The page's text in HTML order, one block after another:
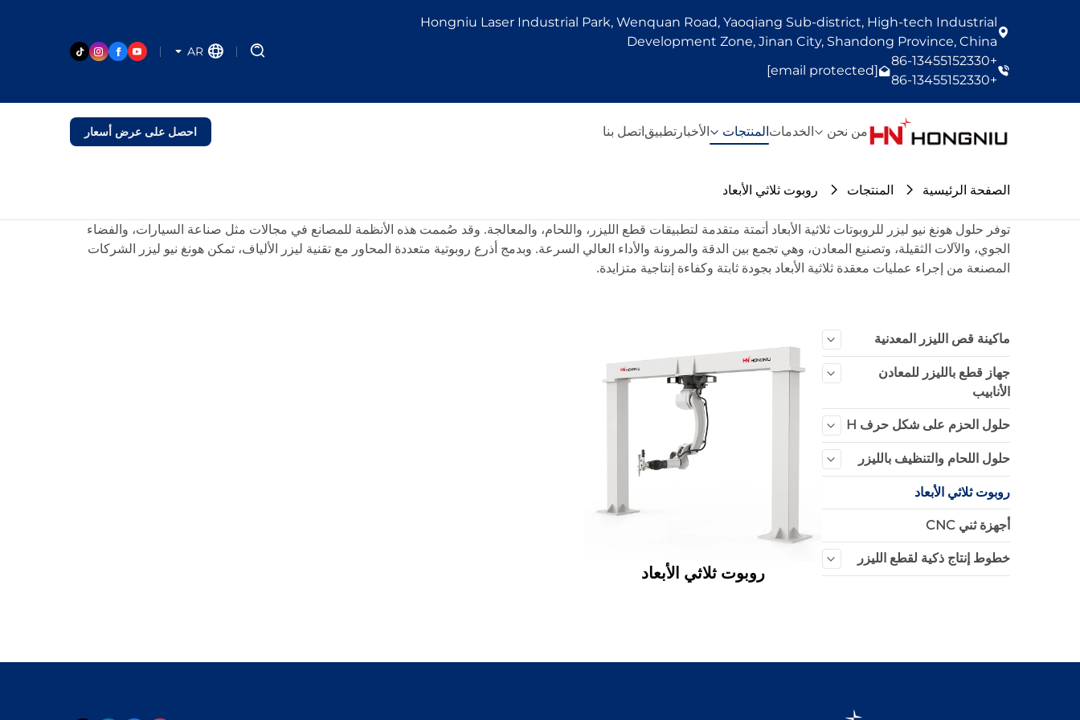
Hongniu Laser Industrial Park, Wenquan Road, Yaoqiang Sub-district, High-tech Industrial
Development Zone, Jinan City, Shandong Province, China
+86-13455152330
+86-13455152330
[email protected]
AR
من نحن الخدماتالمنتجات الأخبار تطبيقاتصل بنا احصل على عرض أسعار
الصفحة الرئيسية المنتجات روبوت ثلاثي الأبعاد
توفر حلول هونغ نيو ليزر للروبوتات ثلاثية الأبعاد أتمتة متقدمة لتطبيقات قطع الليزر، واللحام، والمعالجة. وقد صُممت هذه الأنظمة للمصانع في مجالات مثل صناعة السيارات، والفضاء
الجوي، والآلات الثقيلة، وتصنيع المعادن، وهي تجمع بين الدقة والمرونة والأداء العالي السرعة. وبدمج أذرع روبوتية متعددة المحاور مع تقنية ليزر الألياف، تمكن هونغ نيو ليزر الشركات
المصنعة من إجراء عمليات معقدة ثلاثية الأبعاد بجودة ثابتة وكفاءة إنتاجية متزايدة.
ماكينة قص الليزر المعدنية
جهاز قطع بالليزر للمعادن
الأنابيب
حلول الحزم على شكل حرف H
حلول اللحام والتنظيف بالليزر
روبوت ثلاثي الأبعاد
أجهزة ثني CNC
خطوط إنتاج ذكية لقطع الليزر
روبوت ثلاثي الأبعاد